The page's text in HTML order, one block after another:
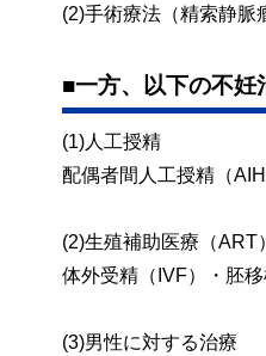
(2)手術療法（精索静脈
■一方、以下の不妊
(1)人工授精
配偶者間人工授精（
(2)生殖補助医療（ART）
体外受精（IVF）・胚
(3)男性に対する治療